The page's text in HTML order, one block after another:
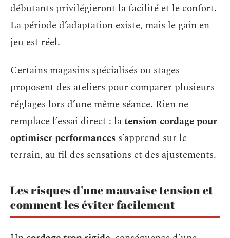
débutants privilégieront la facilité et le confort.
La période d’adaptation existe, mais le gain en
jeu est réel.
Certains magasins spécialisés ou stages
proposent des ateliers pour comparer plusieurs
réglages lors d’une même séance. Rien ne
remplace l’essai direct : latension cordage pour
optimiser performances s’apprend sur le
terrain, au fil des sensations et des ajustements.
Les risques d’une mauvaise tension et
comment les éviter facilement